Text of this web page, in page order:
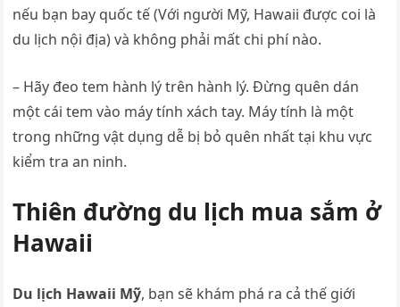
nếu bạn bay quốc tế (Với người Mỹ, Hawaii được coi là
du lịch nội địa) và không phải mất chi phí nào.
– Hãy đeo tem hành lý trên hành lý. Đừng quên dán
một cái tem vào máy tính xách tay. Máy tính là một
trong những vật dụng dễ bị bỏ quên nhất tại khu vực
kiểm tra an ninh.
Thiên đường du lịch mua sắm ở
Hawaii
Du lịch Hawaii Mỹ, bạn sẽ khám phá ra cả thế giới